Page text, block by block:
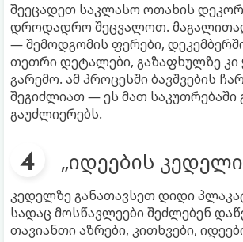
შეეცადეთ საკლასო ოთახის
დროდადრო შეცვალოთ.
— შემოდგომის ფერები,
თეთრი დეტალები, გაზაფხულზე კი
გარემო. ამ პროცესში ბავშვების
შეგიძლიათ — ეს მათ საკუთრებაში
გაუძლიერებს.
„იდეების
კედელზე განათავსეთ დიდი
სადაც მოსწავლეები შეძლებენ
თავიანთი აზრები, კითხვები,